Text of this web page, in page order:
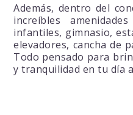
Además, dentro del
increíbles
infantiles, gimnasio,
elevadores, cancha de
Todo pensado para
y tranquilidad en tu día